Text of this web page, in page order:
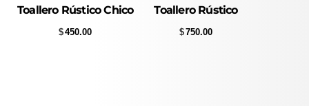
Toallero Rústico Chico
$450.00
Toallero Rústico
$750.00